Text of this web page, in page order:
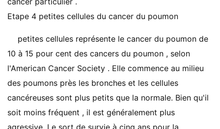
Etape 4 petites cellules du cancer du poumon
petites cellules représente le cancer du poumon de
10 à 15 pour cent des cancers du poumon , selon
l'American Cancer Society . Elle commence au milieu
des poumons près les bronches et les cellules
cancéreuses sont plus petits que la normale. Bien qu'il
soit moins fréquent , il est généralement plus
agressive. Le sort de survie à cinq ans pour la